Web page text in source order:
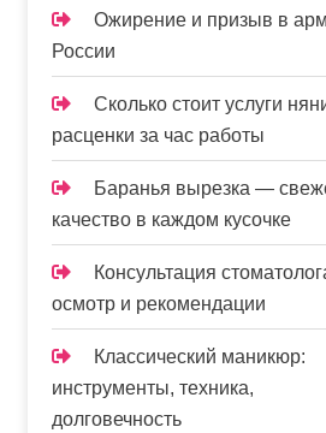
Ожирение и призыв в
России
Сколько стоит услуги
расценки за час работы
Баранья вырезка —
качество в каждом кусочке
Консультация
осмотр и рекомендации
Классический маникюр:
инструменты, техника,
долговечность